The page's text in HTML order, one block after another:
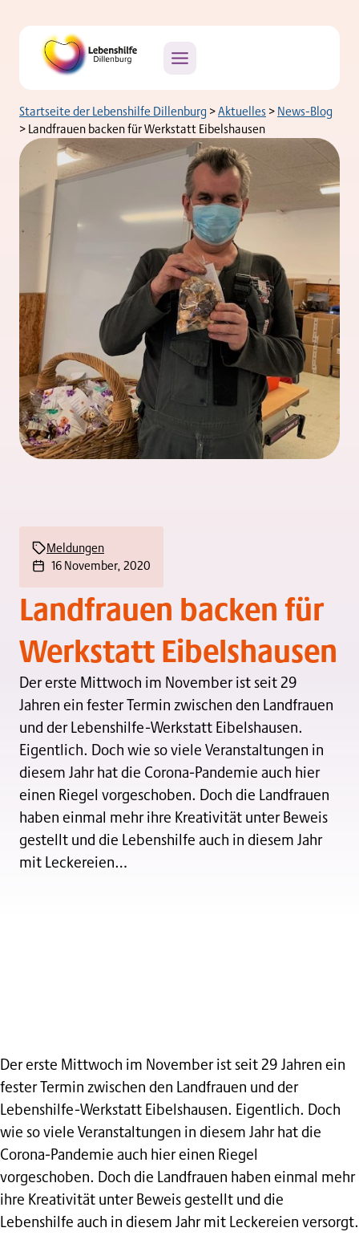
Inhalt
springen
Startseite der Lebenshilfe Dillenburg >Aktuelles >News-Blog
>Landfrauen backen für Werkstatt Eibelshausen
Meldungen
16 November, 2020
Landfrauen backen für
Werkstatt Eibelshausen
Der erste Mittwoch im November ist seit 29
Jahren ein fester Termin zwischen den Landfrauen
und der Lebenshilfe-Werkstatt Eibelshausen.
Eigentlich. Doch wie so viele Veranstaltungen in
diesem Jahr hat die Corona-Pandemie auch hier
einen Riegel vorgeschoben. Doch die Landfrauen
haben einmal mehr ihre Kreativität unter Beweis
gestellt und die Lebenshilfe auch in diesem Jahr
mit Leckereien…
Der erste Mittwoch im November ist seit 29 Jahren ein
fester Termin zwischen den Landfrauen und der
Lebenshilfe-Werkstatt Eibelshausen. Eigentlich. Doch
wie so viele Veranstaltungen in diesem Jahr hat die
Corona-Pandemie auch hier einen Riegel
vorgeschoben. Doch die Landfrauen haben einmal mehr
ihre Kreativität unter Beweis gestellt und die
Lebenshilfe auch in diesem Jahr mit Leckereien versorgt.